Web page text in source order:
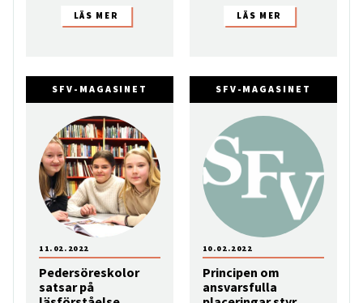
SFV-MAGASINET
Pedersöreskolor
satsar på
11.02.2022
SFV-MAGASINET
Principen om
ansvarsfulla
10.02.2022